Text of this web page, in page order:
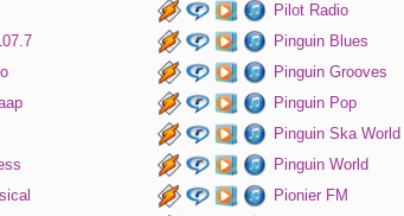
Pilot Radio
Pinguin Blues
Pinguin Grooves
Pinguin Pop
Pinguin Ska World
Pinguin World
Pionier FM